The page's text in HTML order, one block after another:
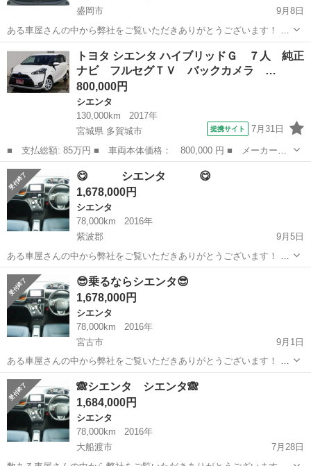
盛岡市
9月8日
ある車屋さんの中から弊社をご覧いただきありがとうございます！ オ
トロン盛岡店と申します✨ 東北3店舗目、オトロン最北端のお店とし
て、2024年4月1日にオープンしました❤️‍🔥 今年は猛暑の日が続きま
した...
岩手 盛岡市 シエンタ 車両
トヨタ シエンタ ハイブリッドＧ ７人 純正
ナビ フルセグＴＶ バックカメラ …
800,000円
シエンタ
130,000km
2017年
宮城県 多賀城市
提携サイト 7月31日
■ 支払総額: 85万円 ■ 車両本体価格： 800,000 円 ■ メーカー
名： トヨタ ■ 車種名： シエンタ ■ グレード名： ハイブリッ
ドＧ ７人 純正ナビ フルセグＴＶ バックカメラ プッシュスタ
ート 左右シート...
宮城 多賀城市
😋 シエンタ 😋
1,678,000円
シエンタ
78,000km
2016年
紫波郡
9月5日
ある車屋さんの中から弊社をご覧いただきありがとうございます！ オ
トロン盛岡店と申します✨ 東北3店舗目、オトロン最北端のお店とし
て、2024年4月1日にオープンしました❤️‍🔥 今年は猛暑の日が続きま
した...
岩手 シエンタ
😎乗るならシエンタ😎
1,678,000円
シエンタ
78,000km
2016年
宮古市
9月1日
ある車屋さんの中から弊社をご覧いただきありがとうございます！ オ
トロン盛岡店と申します✨ 東北3店舗目、オトロン最北端のお店とし
て、2024年4月1日にオープンしました❤️‍🔥 今年は猛暑の日が続きま
した...
岩手 宮古市 シエンタ 車両
🙈シエンタ シエンタ🙈
1,684,000円
シエンタ
78,000km
2016年
大船渡市
7月28日